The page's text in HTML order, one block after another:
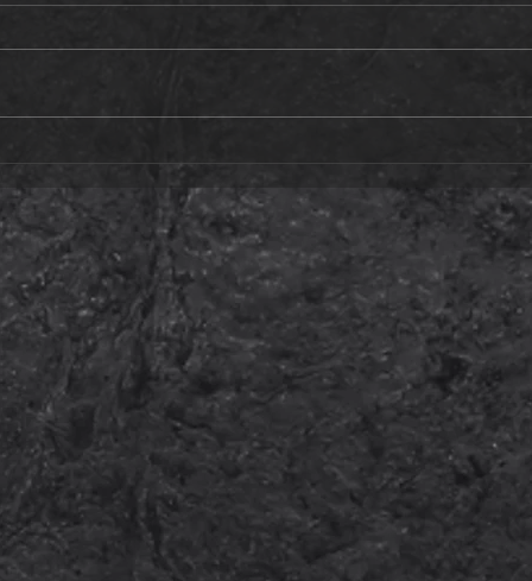
#BEACTIVE -
EUROPSKI
TJEDAN SPORTA